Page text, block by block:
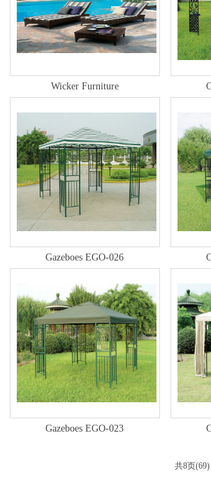
Wicker Furniture
Gazeboes EGO-026
Gazeboes EGO-023
共8页(69)